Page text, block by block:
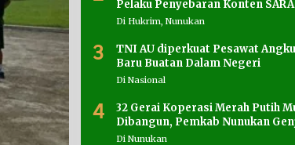
Pelaku Penyebaran Konten SARA
Di Hukrim, Nunukan
3
TNI AU diperkuat Pesawat
Baru Buatan Dalam Negeri
Di Nasional
4
32 Gerai Koperasi Merah Putih
Dibangun, Pemkab Nunukan
Penyediaan Lahan
Di Nunukan